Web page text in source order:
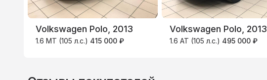
Volkswagen Polo, 2013
1.6 MT (105 л.с.) 415 000 ₽
Volkswagen Polo, 2013
1.6 AT (105 л.с.) 495 000 ₽